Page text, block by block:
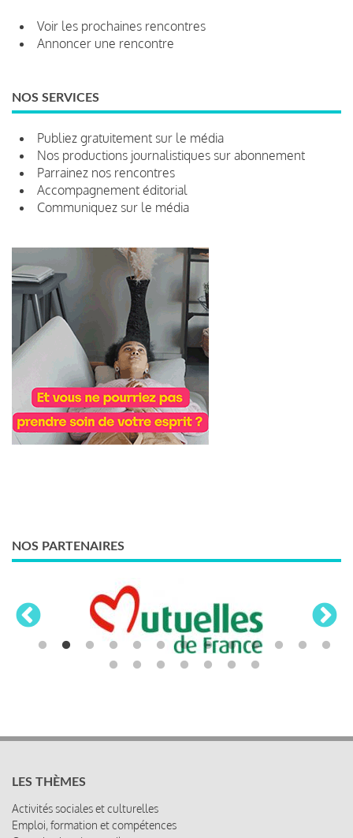
Voir les prochaines rencontres
Annoncer une rencontre
NOS SERVICES
Publiez gratuitement sur le média
Nos productions journalistiques sur abonnement
Parrainez nos rencontres
Accompagnement éditorial
Communiquez sur le média
NOS PARTENAIRES
LES THÈMES
Activités sociales et culturelles
Emploi, formation et compétences